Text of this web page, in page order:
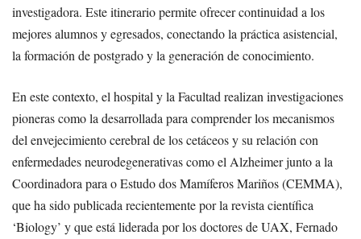
investigadora. Este itinerario permite ofrecer continuidad a los
mejores alumnos y egresados, conectando la práctica asistencial,
la formación de postgrado y la generación de conocimiento.
En este contexto, el hospital y la Facultad realizan investigaciones
pioneras como la desarrollada para comprender los mecanismos
del envejecimiento cerebral de los cetáceos y su relación con
enfermedades neurodegenerativas como el Alzheimer junto a la
Coordinadora para o Estudo dos Mamíferos Mariños (CEMMA),
que ha sido publicada recientemente por la revista científica
‘Biology’ y que está liderada por los doctores de UAX, Fernado